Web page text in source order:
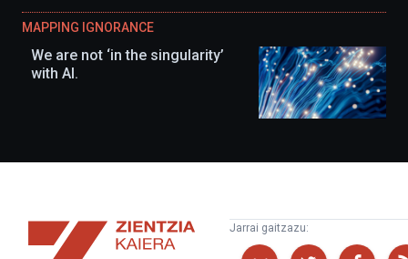
MAPPING IGNORANCE
We are not ‘in the singularity’
with AI.
Zientzia
Kaiera
Jarrai gaitzazu: